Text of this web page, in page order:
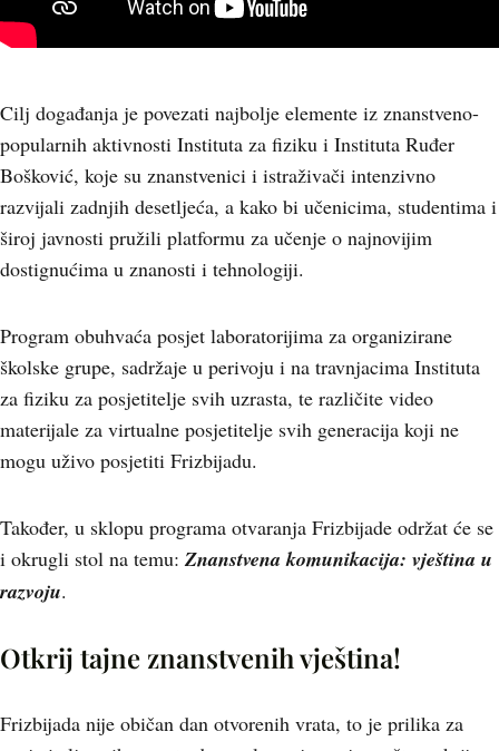
Cilj događanja je povezati najbolje elemente iz znanstveno-
popularnih aktivnosti Instituta za fiziku i Instituta Ruđer
Bošković, koje su znanstvenici i istraživači intenzivno
razvijali zadnjih desetljeća, a kako bi učenicima, studentima i
široj javnosti pružili platformu za učenje o najnovijim
dostignućima u znanosti i tehnologiji.
Program obuhvaća posjet laboratorijima za organizirane
školske grupe, sadržaje u perivoju i na travnjacima Instituta
za fiziku za posjetitelje svih uzrasta, te različite video
materijale za virtualne posjetitelje svih generacija koji ne
mogu uživo posjetiti Frizbijadu.
Također, u sklopu programa otvaranja Frizbijade održat će se
i okrugli stol na temu:Znanstvena komunikacija: vještina u
razvoju.
Otkrij tajne znanstvenih vještina!
Frizbijada nije običan dan otvorenih vrata, to je prilika za